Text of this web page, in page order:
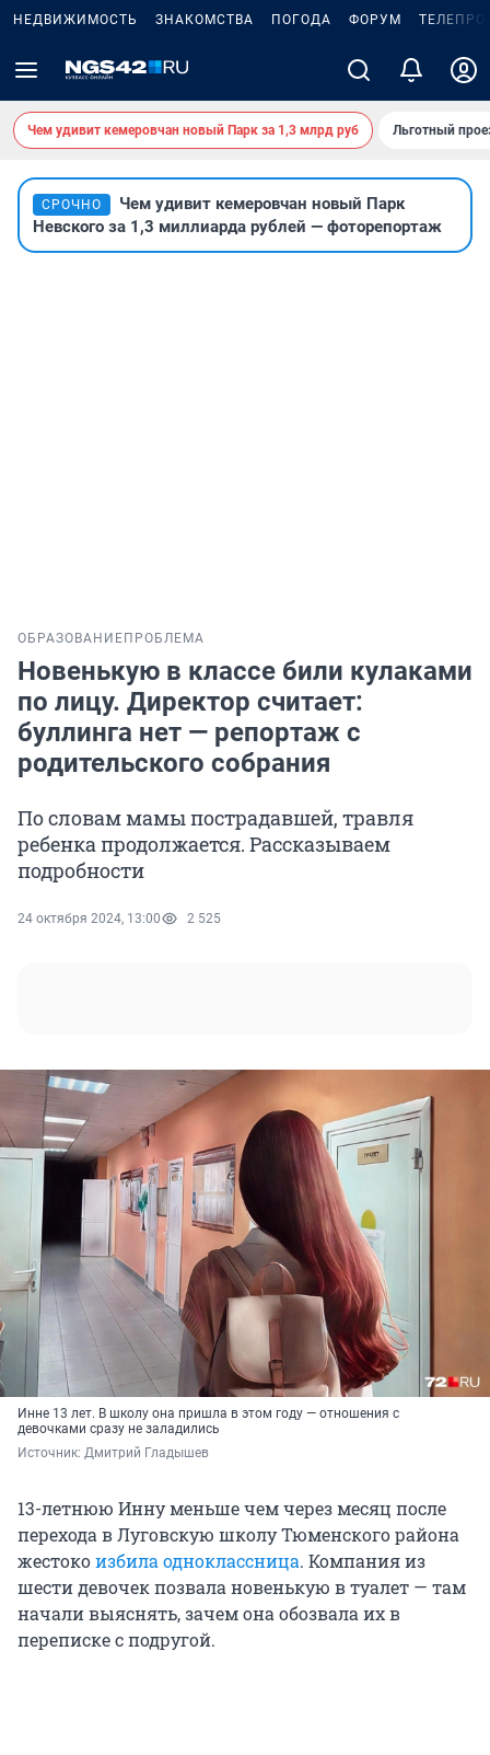
НЕДВИЖИМОСТЬ ЗНАКОМСТВА ПОГОДА ФОРУМ
Чем удивит кемеровчан новый Парк за 1,3 млрд руб Льготный
СРОЧНО
Чем удивит кемеровчан новый Парк
Невского за 1,3 миллиарда рублей — фоторепортаж
ОБРАЗОВАНИЕ ПРОБЛЕМА
Новенькую в классе били кулаками
по лицу. Директор считает:
буллинга нет — репортаж с
родительского собрания
По словам мамы пострадавшей, травля
ребенка продолжается. Рассказываем
подробности
24 октября 2024, 13:00 2 525
Инне 13 лет. В школу она пришла в этом году — отношения с
девочками сразу не заладились
Источник: Дмитрий Гладышев
13-летнюю Инну меньше чем через месяц после
перехода в Луговскую школу Тюменского района
жестокоизбила одноклассница. Компания из
шести девочек позвала новенькую в туалет — там
начали выяснять, зачем она обозвала их в
переписке с подругой.